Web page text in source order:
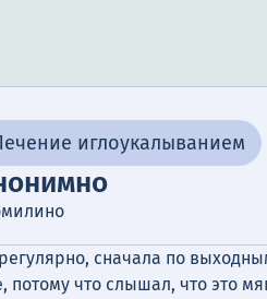
иглоукалыванием
сначала по
потому что слышал, что это